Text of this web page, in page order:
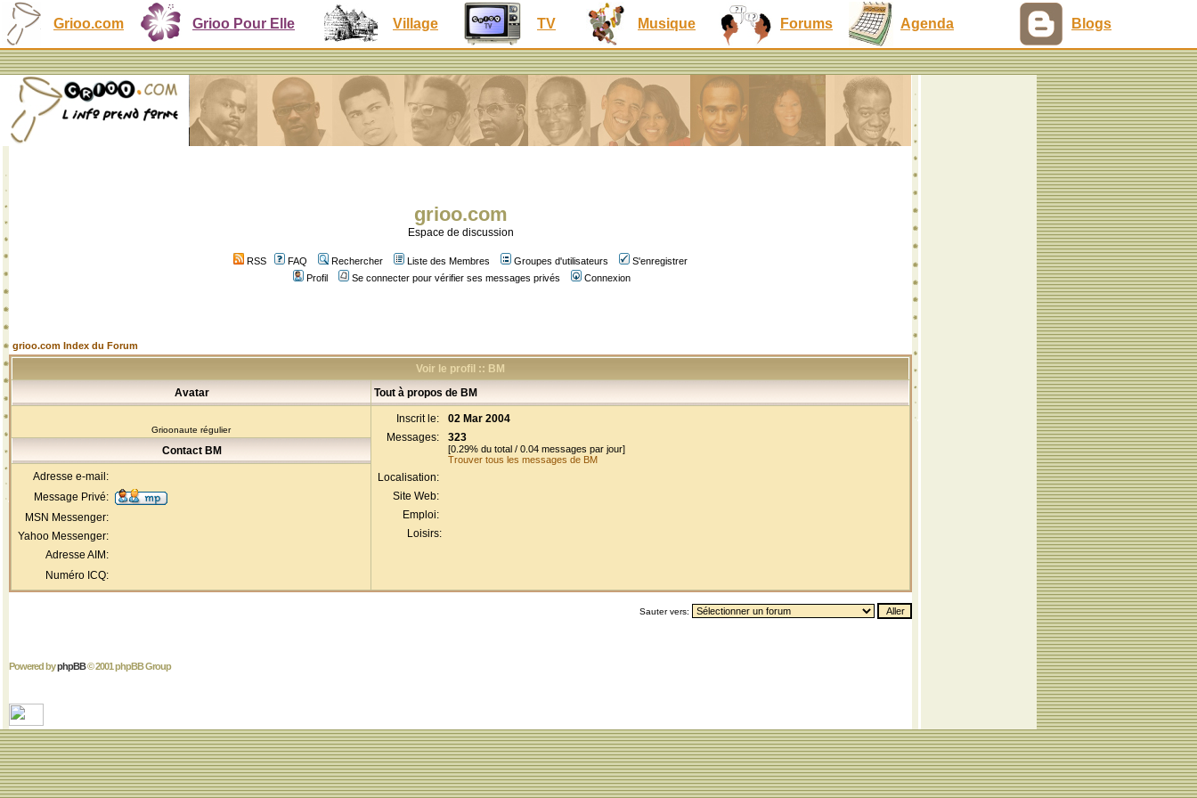
Grioo.com Grioo Pour Elle Village TV Musique Forums Agenda Blogs
grioo.com
Espace de discussion
RSS FAQ Rechercher Liste des Membres Groupes d'utilisateurs
S'enregistrer
Profil
Se connecter pour vérifier ses messages privés Connexion
grioo.com Index du Forum
Voir le profil :: BM
Avatar
Tout à propos de BM
Grioonaute régulier
Inscrit le:
02 Mar 2004
Messages:
323
[0.29% du total / 0.04 messages par jour]
Trouver tous les messages de BM
Localisation:
Site Web:
Emploi:
Loisirs:
Contact BM
Adresse e-mail:
Message Privé:
MSN Messenger:
Yahoo Messenger:
Adresse AIM:
Numéro ICQ:
Sauter vers:
Powered byphpBB© 2001 phpBB Group